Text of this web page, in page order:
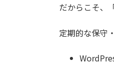
だからこそ、
定期的な保守